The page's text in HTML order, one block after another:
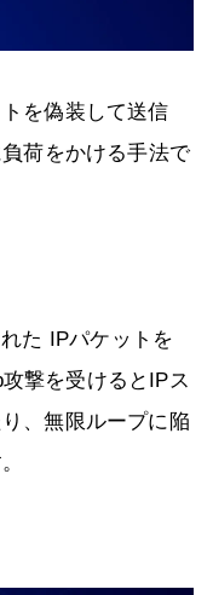
を偽装して送信
荷をかける手法で
た IPパケットを
撃を受けるとIPス
、無限ループに陥